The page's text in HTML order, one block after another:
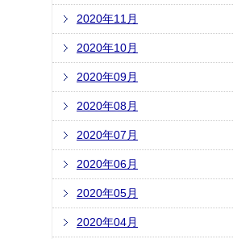
2020年11月
2020年10月
2020年09月
2020年08月
2020年07月
2020年06月
2020年05月
2020年04月